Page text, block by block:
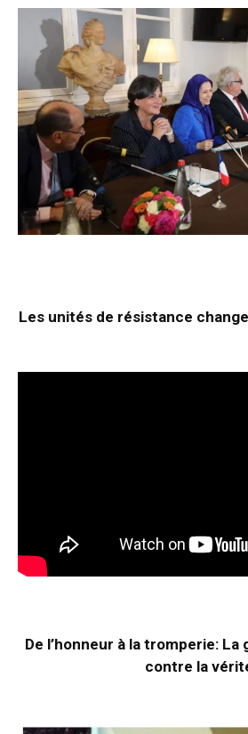
Les unités de résistance
De l’honneur à la tromperie: La
contre la